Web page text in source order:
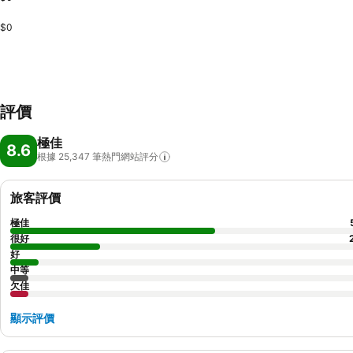
$0
評價
8.6 極佳
根據 25,347 筆熱門網站評分
旅客評價
極佳
很好
好
中等
欠佳
顯示評價